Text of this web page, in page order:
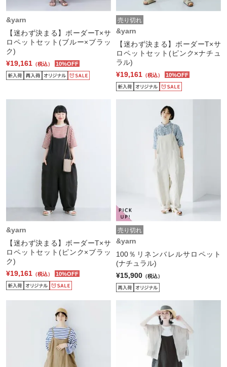
&yarn
【迷わず決まる】ボーダーT×サ
ロペットセット(ブルー×ブラッ
ク)
¥19,161 （税込） 10%OFF
売り切れ
&yarn
【迷わず決まる】ボーダーT×サ
ロペットセット(ピンク×ナチュ
ラル)
¥19,161 （税込） 10%OFF
&yarn
【迷わず決まる】ボーダーT×サ
ロペットセット(ピンク×ブラッ
ク)
¥19,161 （税込） 10%OFF
売り切れ
&yarn
100％リネンバレルサロペット
(ナチュラル)
¥15,900 （税込）